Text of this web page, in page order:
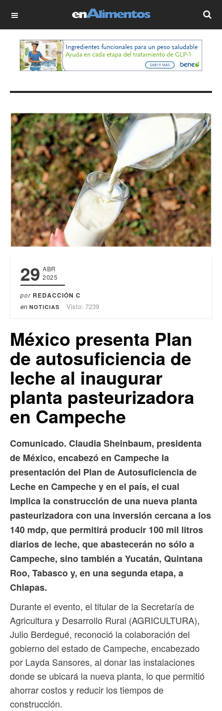
OFF CANVAS
29 ABR
2025
por REDACCIÓN C
en NOTICIAS Visto: 7239
México presenta Plan
de autosuficiencia de
leche al inaugurar
planta pasteurizadora
en Campeche
Comunicado. Claudia Sheinbaum, presidenta
de México, encabezó en Campeche la
presentación del Plan de Autosuficiencia de
Leche en Campeche y en el país, el cual
implica la construcción de una nueva planta
pasteurizadora con una inversión cercana a los
140 mdp, que permitirá producir 100 mil litros
diarios de leche, que abastecerán no sólo a
Campeche, sino también a Yucatán, Quintana
Roo, Tabasco y, en una segunda etapa, a
Chiapas.
Durante el evento, el titular de la Secretaría de
Agricultura y Desarrollo Rural (AGRICULTURA),
Julio Berdegué, reconoció la colaboración del
gobierno del estado de Campeche, encabezado
por Layda Sansores, al donar las instalaciones
donde se ubicará la nueva planta, lo que permitió
ahorrar costos y reducir los tiempos de
construcción.